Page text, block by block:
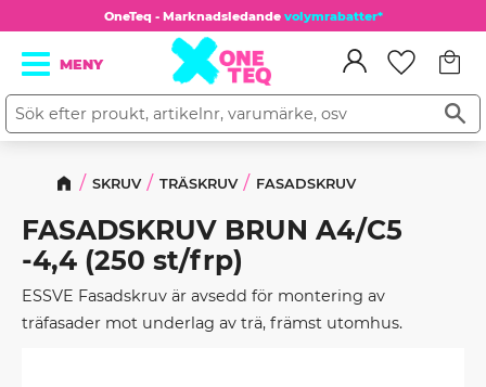
Meny
OneTeq - Marknadsledande volymrabatter*
SKRUV TRÄSKRUV FASADSKRUV
FASADSKRUV BRUN A4/C5
-4,4 (250 st/frp)
ESSVE Fasadskruv är avsedd för montering av
träfasader mot underlag av trä, främst utomhus.